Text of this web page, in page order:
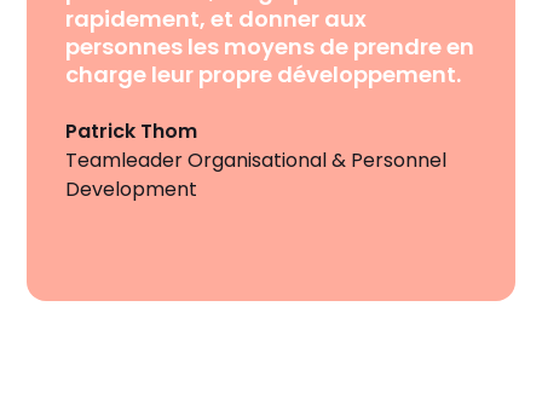
rapidement, et donner aux
personnes les moyens de prendre en
charge leur propre développement.
Patrick Thom
Teamleader Organisational & Personnel
Development